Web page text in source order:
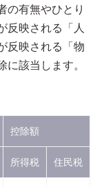
の有無やひとり
反映される「人
反映される「物
該当します。
控除額
所得税 住民税